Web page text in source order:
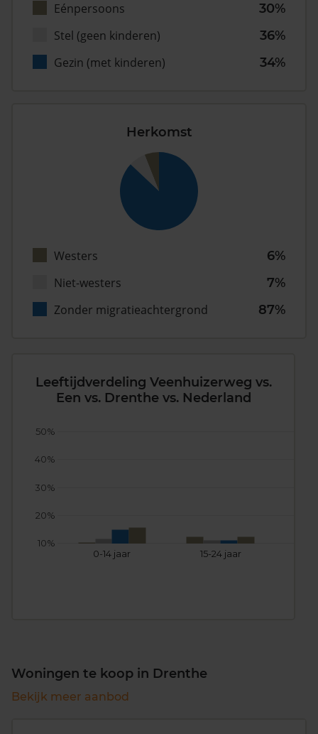
Eénpersoons
30%
Stel (geen kinderen)
36%
Gezin (met kinderen)
34%
Herkomst
Westers
6%
Niet-westers
7%
Zonder migratieachtergrond
87%
Leeftijdverdeling Veenhuizerweg vs.
Een vs. Drenthe vs. Nederland
0-14 jaar 15-24 jaar
10%
20%
30%
40%
50%
Woningen te koop in Drenthe
Bekijk meer aanbod